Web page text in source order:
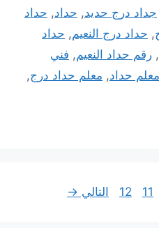
جداد درج حديد, حداد, حداد
, حداد درج النعيم, حداد
, رقم حداد النعيم, فني
معلم حداد, معلم حداد درج,
Page
11
Page
12 التالي →